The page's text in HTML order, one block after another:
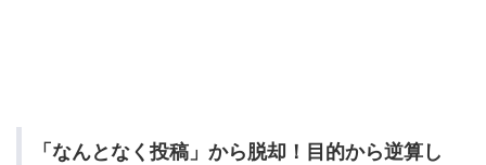
「なんとなく投稿」から脱却！目的から逆算し